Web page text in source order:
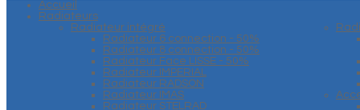
Accueil
Radiateurs
Radiateur intégré
Radiateur 6 connection - 50%
Radiateur 8 connection - 50%
Radiateur Face LISSE - 50%
Radiateur IMPERIAL
Radiateur RADSON
Radiateur IMAS
Radiateur STELRAD